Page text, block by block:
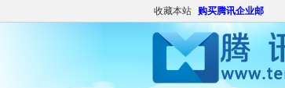
收藏本站 购买腾讯企业邮